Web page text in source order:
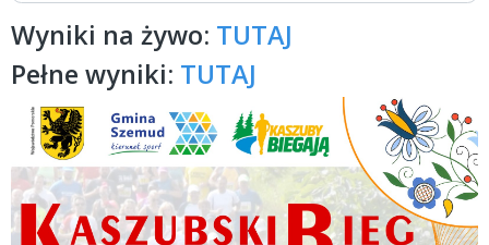
Wyniki na żywo: TUTAJ
Pełne wyniki: TUTAJ